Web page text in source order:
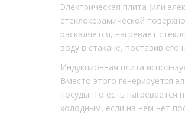
Электрическая плита (или
стеклокерамической
раскаляется, нагревает
воду в стакане, поставив
Индукционная плита
Вместо этого генерируется
посуды. То есть нагревается
холодным, если на нем нет